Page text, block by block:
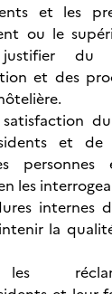
et les
ou le
du
et des
satisfaction
et
les
internes
la